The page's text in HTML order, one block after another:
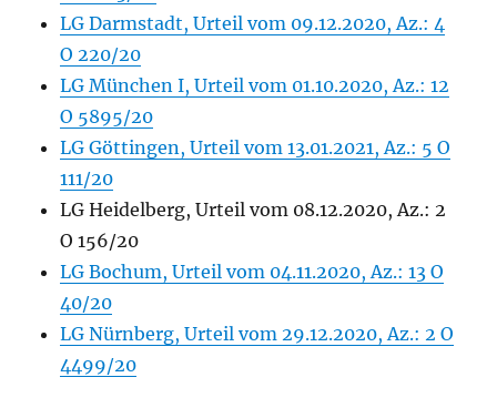
LG Darmstadt, Urteil vom 09.12.2020, Az.: 4
O 220/20
LG München I, Urteil vom 01.10.2020, Az.: 12
O 5895/20
LG Göttingen, Urteil vom 13.01.2021, Az.: 5 O
111/20
LG Heidelberg, Urteil vom 08.12.2020, Az.: 2
O 156/20
LG Bochum, Urteil vom 04.11.2020, Az.: 13 O
40/20
LG Nürnberg, Urteil vom 29.12.2020, Az.: 2 O
4499/20